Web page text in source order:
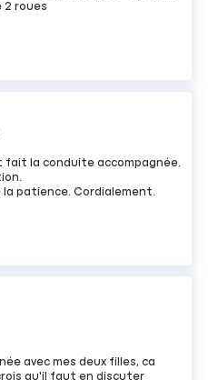
2 roues
fait la conduite accompagnée.
patience. Cordialement.
avec mes deux filles, ca
qu'il faut en discuter